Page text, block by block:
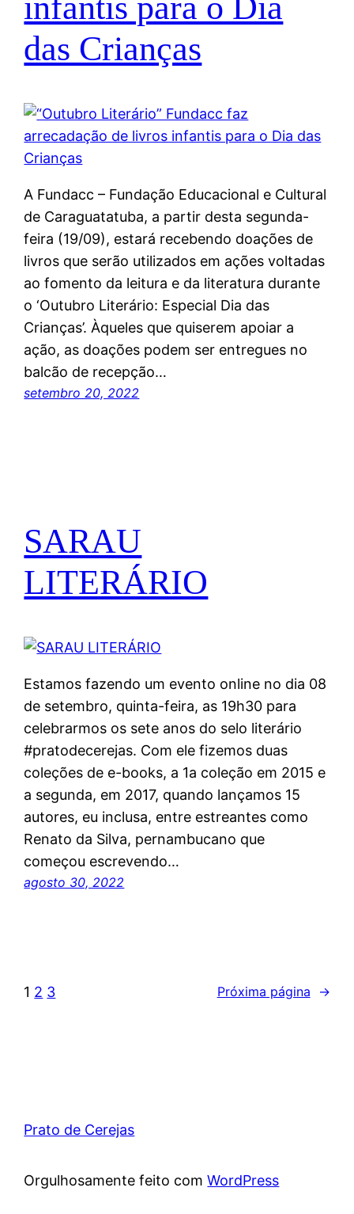
das Crianças
A Fundacc – Fundação Educacional e Cultural
de Caraguatatuba, a partir desta segunda-
feira (19/09), estará recebendo doações de
livros que serão utilizados em ações voltadas
ao fomento da leitura e da literatura durante
o ‘Outubro Literário: Especial Dia das
Crianças’. Àqueles que quiserem apoiar a
ação, as doações podem ser entregues no
balcão de recepção…
setembro 20, 2022
SARAU
LITERÁRIO
Estamos fazendo um evento online no dia 08
de setembro, quinta-feira, as 19h30 para
celebrarmos os sete anos do selo literário
#pratodecerejas. Com ele fizemos duas
coleções de e-books, a 1a coleção em 2015 e
a segunda, em 2017, quando lançamos 15
autores, eu inclusa, entre estreantes como
Renato da Silva, pernambucano que
começou escrevendo…
agosto 30, 2022
1 2 3 Próxima página →
Prato de Cerejas
Orgulhosamente feito comWordPress